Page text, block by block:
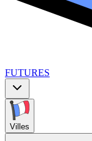
FUTURES
Villes